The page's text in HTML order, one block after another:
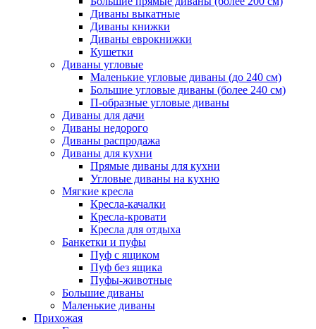
Диваны выкатные
Диваны книжки
Диваны еврокнижки
Кушетки
Диваны угловые
Маленькие угловые диваны (до 240 см)
Большие угловые диваны (более 240 см)
П-образные угловые диваны
Диваны для дачи
Диваны недорого
Диваны распродажа
Диваны для кухни
Прямые диваны для кухни
Угловые диваны на кухню
Мягкие кресла
Кресла-качалки
Кресла-кровати
Кресла для отдыха
Банкетки и пуфы
Пуф с ящиком
Пуф без ящика
Пуфы-животные
Большие диваны
Маленькие диваны
Прихожая